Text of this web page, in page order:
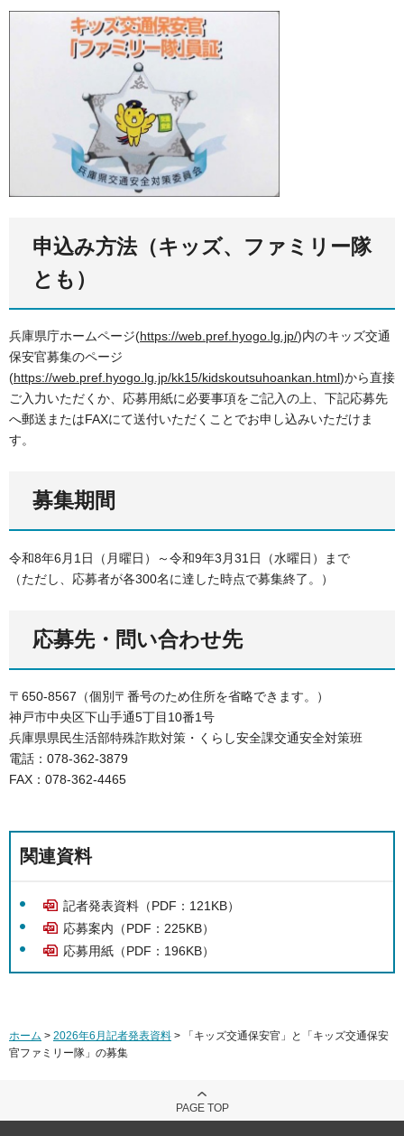
申込み方法（キッズ、ファミリー隊
とも）
兵庫県庁ホームページ(https://web.pref.hyogo.lg.jp/)内のキッズ交通
保安官募集のページ
(https://web.pref.hyogo.lg.jp/kk15/kidskoutsuhoankan.html)から直接
ご入力いただくか、応募用紙に必要事項をご記入の上、下記応募先
へ郵送またはFAXにて送付いただくことでお申し込みいただけま
す。
募集期間
令和8年6月1日（月曜日）～令和9年3月31日（水曜日）まで
（ただし、応募者が各300名に達した時点で募集終了。）
応募先・問い合わせ先
〒650-8567（個別〒番号のため住所を省略できます。）
神戸市中央区下山手通5丁目10番1号
兵庫県県民生活部特殊詐欺対策・くらし安全課交通安全対策班
電話：078-362-3879
FAX：078-362-4465
関連資料
記者発表資料（PDF：121KB）
応募案内（PDF：225KB）
応募用紙（PDF：196KB）
ホーム > 2026年6月記者発表資料 > 「キッズ交通保安官」と「キッズ交通保安
官ファミリー隊」の募集
PAGE TOP